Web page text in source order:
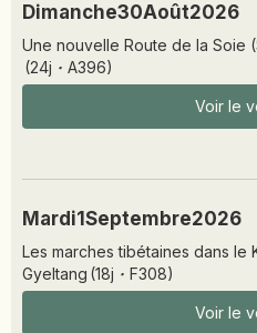
Dimanche30Août2026
Une nouvelle Route de la Soie
(24j · A396)
Voir le
Mardi1 Septembre2026
Les marches tibétaines dans le
Gyeltang (18j · F308)
Voir le